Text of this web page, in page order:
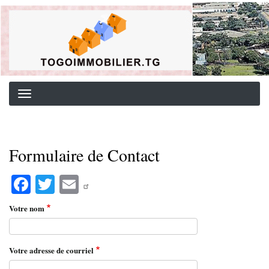
Aller
Background image for header
Formulaire de Contact
Fa
ce
bo
ok
T
wi
tte
r
E
ail
Votre nom
Votre adresse de courriel